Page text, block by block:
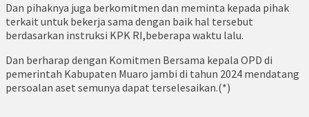
Dan pihaknya juga berkomitmen dan meminta kepada pihak
terkait untuk bekerja sama dengan baik hal tersebut
berdasarkan instruksi KPK RI,beberapa waktu lalu.
Dan berharap dengan Komitmen Bersama kepala OPD di
pemerintah Kabupaten Muaro jambi di tahun 2024 mendatang
persoalan aset semunya dapat terselesaikan.(*)